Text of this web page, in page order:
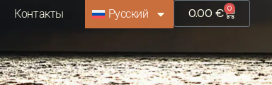
0.00€ 0
Корзина
Контакты Русский